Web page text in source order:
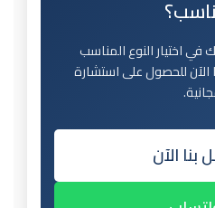
اختيار النوع المناسب
للحصول على استشارة
بنا الآن